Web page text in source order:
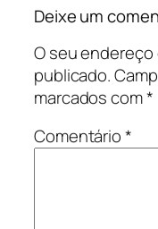
Deixe um
O seu
publicado.
marcados com*
Comentário*